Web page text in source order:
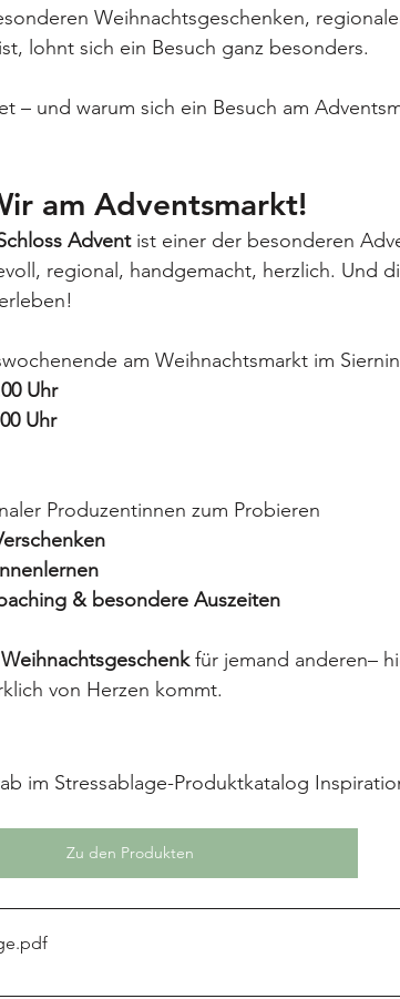
Weihnachtsgeschenken,
lohnt sich ein Besuch ganz besonders.
– und warum sich ein Besuch am
am Adventsmarkt!
Advent ist einer der besonderen
regional, handgemacht, herzlich. Und
am Weihnachtsmarkt im
Uhr
Uhr
Produzentinnen zum Probieren
& besondere Auszeiten
Weihnachtsgeschenk für jemand anderen–
von Herzen kommt.
im Stressablage-Produktkatalog
Zu den Produkten
.pdf